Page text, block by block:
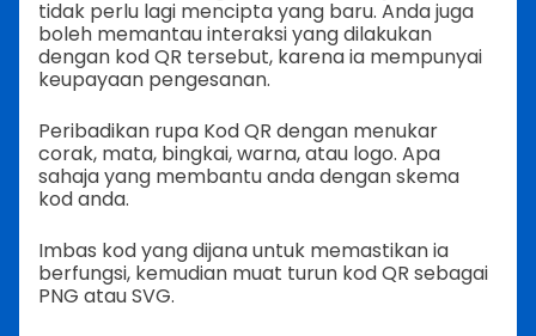
tidak perlu lagi mencipta yang baru. Anda juga
boleh memantau interaksi yang dilakukan
dengan kod QR tersebut, karena ia mempunyai
keupayaan pengesanan.
Peribadikan rupa Kod QR dengan menukar
corak, mata, bingkai, warna, atau logo. Apa
sahaja yang membantu anda dengan skema
kod anda.
Imbas kod yang dijana untuk memastikan ia
berfungsi, kemudian muat turun kod QR sebagai
PNG atau SVG.